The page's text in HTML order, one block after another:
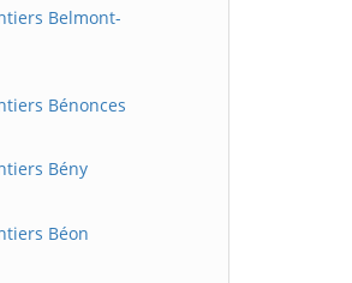
Belmont-
Bénonces
Bény
Béon